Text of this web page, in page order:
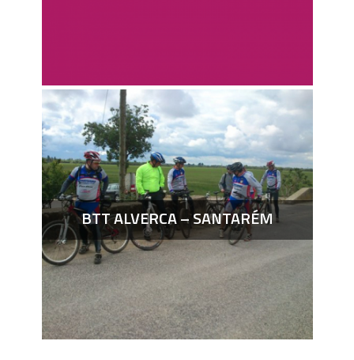
BTT ALVERCA – SANTARÉM